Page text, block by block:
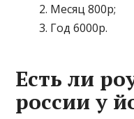
Месяц 800р;
Год 6000р.
Есть ли
россии у